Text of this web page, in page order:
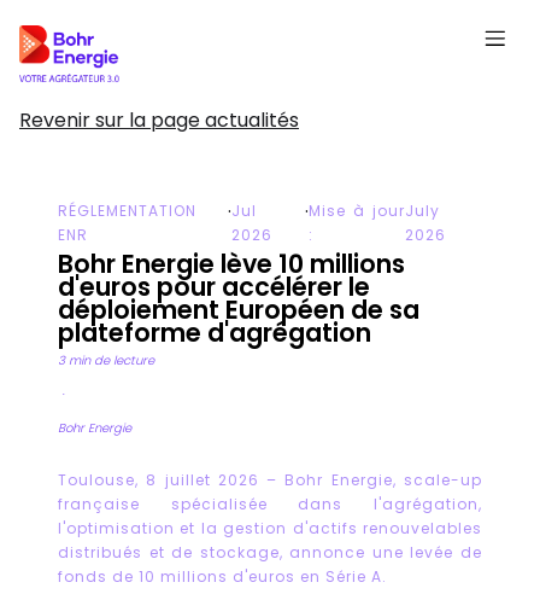
Revenir sur la page actualités
RÉGLEMENTATION
ENR
·Jul
2026
·Mise à jour
:
July
2026
Bohr Energie lève 10 millions
d'euros pour accélérer le
déploiement Européen de sa
plateforme d'agrégation
3 min de lecture
·
Bohr Energie
Toulouse, 8 juillet 2026 – Bohr Energie, scale-up
française spécialisée dans l'agrégation,
l'optimisation et la gestion d'actifs renouvelables
distribués et de stockage, annonce une levée de
fonds de 10 millions d'euros en Série A.